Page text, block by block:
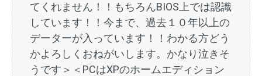
てくれません！！もちろんBIOS上では認識
しています！！今まで、過去１０年以上の
データーが入っています！！わかる方どう
かよろしくおねがいします。かなり泣きそ
うです＞＜PCはXPのホームエディション